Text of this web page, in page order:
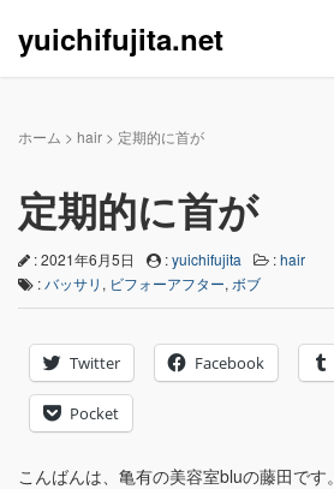
yuichifujita.net
ホーム > hair > 定期的に首が
定期的に首が
: 2021年6月5日 :yuichifujita :hair
:バッサリ , ビフォーアフター, ボブ
Twitter Facebook
Pocket
こんばんは、亀有の美容室bluの藤田です。